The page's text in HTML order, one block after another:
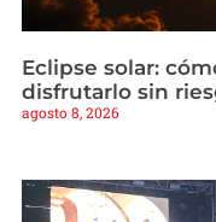
Eclipse solar:
disfrutarlo sin
agosto 8, 2026